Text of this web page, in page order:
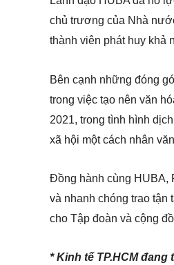
chủ trương của Nhà
thành viên phát huy khả
Bên cạnh những đóng
trong việc tạo nên văn
2021, trong tình hình
xã hội một cách nhân
Đồng hành cùng HUBA,
và nhanh chóng trao tận
cho Tập đoàn và cộng
* Kinh tế TP.HCM